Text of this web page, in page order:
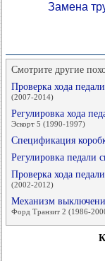
Замена
Смотрите другие
Проверка хода
(2007-2014)
Регулировка хода
Эскорт 5 (1990-1997)
Спецификация
Регулировка педали
Проверка хода
(2002-2012)
Механизм
Форд Транзит 2 (1986-